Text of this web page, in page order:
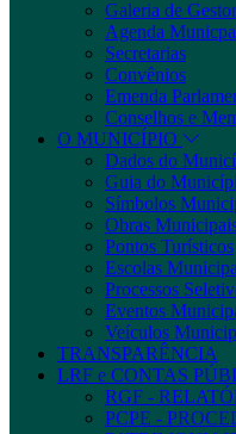
Galeria de
Agenda
Secretarias
Convênios
Emenda
Conselhos e
O MUNICÍPIO
Dados do
Guia do
Símbolos
Obras
Pontos Turísticos
Escolas
Processos
Eventos
Veículos
TRANSPARÊNCIA
LRF e CONTAS
RGF -
PCPE -